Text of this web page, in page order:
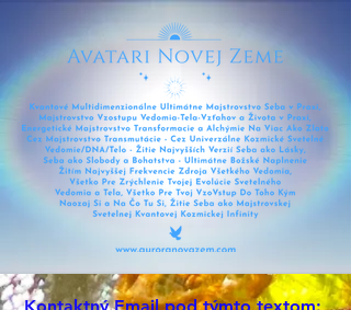
PraMajstri cez ňu pracujú
najviac - v tvare lona-
srdca - KristAAlová
čistota - základ matrixu
Novej Zeme v nás.
Výživná milujúca a vedúca
ťa domov do PraZDROJA
VŠETKÉHO vedomia V
HĹBKE SEBA..